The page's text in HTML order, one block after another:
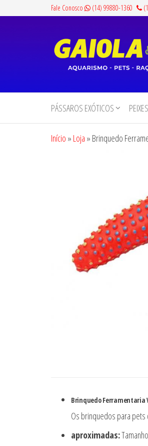
Fale Conosco (14) 99880-1360
de
Ouro
Pets,
Rações e
PÁSSAROS EXÓTICOS
Início » Loja » Brinquedo
Brinquedo Ferramentaria
Os brinquedos para pets
aproximadas: